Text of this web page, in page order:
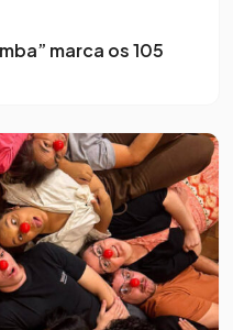
marca os 105